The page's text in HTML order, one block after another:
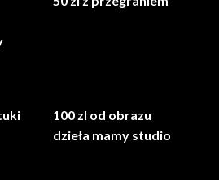
100 zl od obrazu
dzieła mamy studio